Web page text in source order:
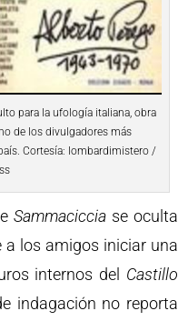
para la ufología italiana, obra
de los divulgadores más
Cortesía: lombardimistero /
Sammaciccia se oculta
a los amigos iniciar una
internos del Castillo
indagación no reporta